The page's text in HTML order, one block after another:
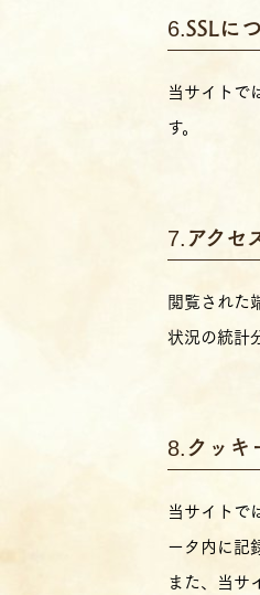
SSLに
当サイトで
す。
アクセ
閲覧された
状況の統計
クッキ
当サイトで
ータ内に記
また、当サ